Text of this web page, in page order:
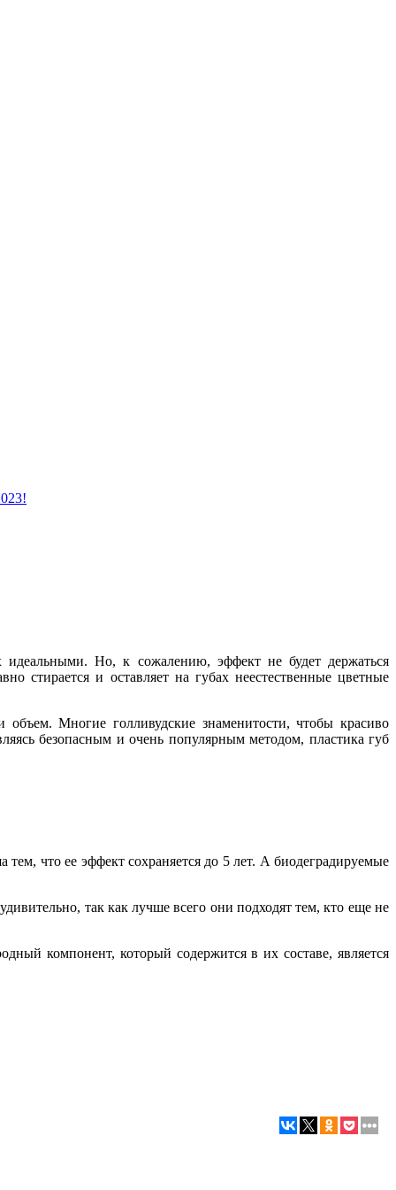
Но, к сожалению, эффект не будет держаться
стирается и оставляет на губах неестественные цветные
Многие голливудские знаменитости, чтобы красиво
безопасным и очень популярным методом, пластика губ
что ее эффект сохраняется до 5 лет. А биодеградируемые
так как лучше всего они подходят тем, кто еще не
компонент, который содержится в их составе, является